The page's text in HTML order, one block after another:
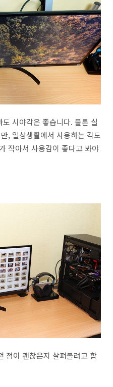
시야각은 좋습니다. 물론 실
, 일상생활에서 사용하는 각도
작아서 사용감이 좋다고 봐야
점이 괜찮은지 살펴볼려고 합